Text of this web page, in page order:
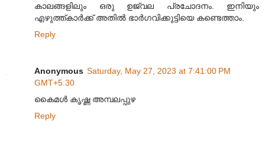
കാലങ്ങളിലും ഒരു ഉജ്വല പ്രചോദനം. ഇനിയും
എഴുത്ത്കാർക്ക് അതിൽ ഭാർഗവിക്കുട്ടിയെ കണ്ടെത്താം.
Reply
Anonymous Saturday, May 27, 2023 at 7:41:00 PM
GMT+5:30
കൈമൾ കൃഷ്ണ അമ്പലപ്പുഴ
Reply